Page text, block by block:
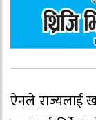
ऐनले राज्यलाई